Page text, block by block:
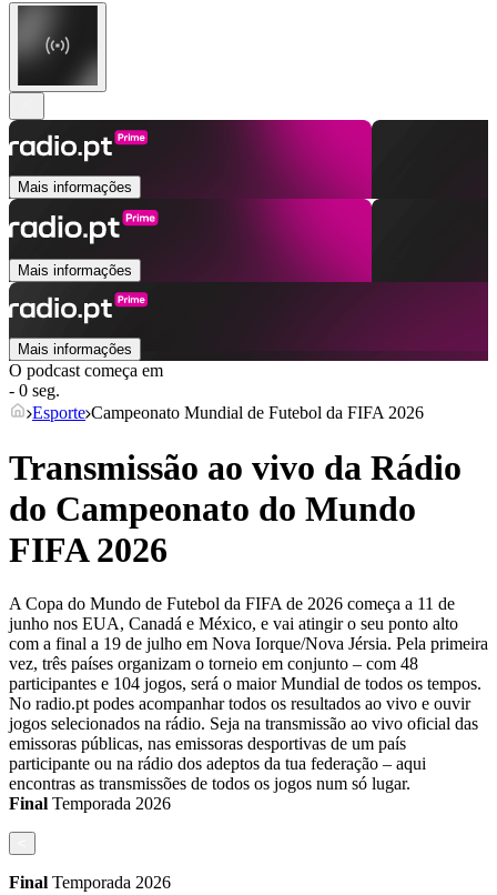
Mais informações
Mais informações
Mais informações
O podcast começa em
- 0 seg.
Esporte Campeonato Mundial de Futebol da FIFA 2026
Transmissão ao vivo da Rádio
do Campeonato do Mundo
FIFA 2026
A Copa do Mundo de Futebol da FIFA de 2026 começa a 11 de
junho nos EUA, Canadá e México, e vai atingir o seu ponto alto
com a final a 19 de julho em Nova Iorque/Nova Jérsia. Pela primeira
vez, três países organizam o torneio em conjunto – com 48
participantes e 104 jogos, será o maior Mundial de todos os tempos.
No radio.pt podes acompanhar todos os resultados ao vivo e ouvir
jogos selecionados na rádio. Seja na transmissão ao vivo oficial das
emissoras públicas, nas emissoras desportivas de um país
participante ou na rádio dos adeptos da tua federação – aqui
encontras as transmissões de todos os jogos num só lugar.
Final Temporada 2026
Final Temporada 2026